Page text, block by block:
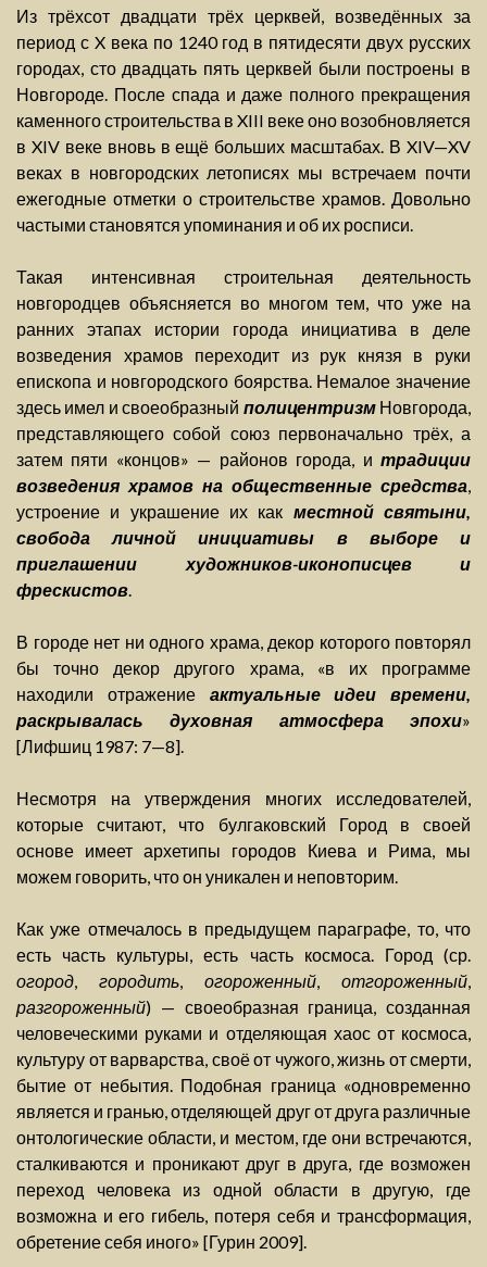
Из трёхсот двадцати трёх церквей, возведённых за
период с X века по 1240 год в пятидесяти двух русских
городах, сто двадцать пять церквей были построены в
Новгороде. После спада и даже полного прекращения
каменного строительства в XIII веке оно возобновляется
в XIV веке вновь в ещё больших масштабах. В XIV—XV
веках в новгородских летописях мы встречаем почти
ежегодные отметки о строительстве храмов. Довольно
частыми становятся упоминания и об их росписи.
Такая интенсивная строительная деятельность
новгородцев объясняется во многом тем, что уже на
ранних этапах истории города инициатива в деле
возведения храмов переходит из рук князя в руки
епископа и новгородского боярства. Немалое значение
здесь имел и своеобразный полицентризмНовгорода,
представляющего собой союз первоначально трёх, а
затем пяти «концов» — районов города, и традиции
возведения храмов на общественные средства,
устроение и украшение их как местной святыни,
свобода личной инициативы в выборе и
приглашении художников-иконописцев и
фрескистов.
В городе нет ни одного храма, декор которого повторял
бы точно декор другого храма, «в их программе
находили отражение актуальные идеи времени,
раскрывалась духовная атмосфера эпохи»
[Лифшиц 1987: 7—8].
Несмотря на утверждения многих исследователей,
которые считают, что булгаковский Город в своей
основе имеет архетипы городов Киева и Рима, мы
можем говорить, что он уникален и неповторим.
Как уже отмечалось в предыдущем параграфе, то, что
есть часть культуры, есть часть космоса. Город (ср.
огород, городить, огороженный, отгороженный,
разгороженный) — своеобразная граница, созданная
человеческими руками и отделяющая хаос от космоса,
культуру от варварства, своё от чужого, жизнь от смерти,
бытие от небытия. Подобная граница «одновременно
является и гранью, отделяющей друг от друга различные
онтологические области, и местом, где они встречаются,
сталкиваются и проникают друг в друга, где возможен
переход человека из одной области в другую, где
возможна и его гибель, потеря себя и трансформация,
обретение себя иного» [Гурин 2009].